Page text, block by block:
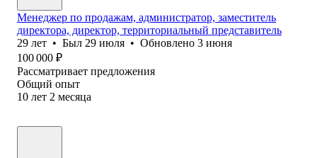
Менеджер по продажам, администратор, заместитель
директора, директор, территориальный представитель
29 лет • Был 29 июля • Обновлено 3 июня
100 000 ₽
Рассматривает предложения
Общий опыт
10 лет 2 месяца